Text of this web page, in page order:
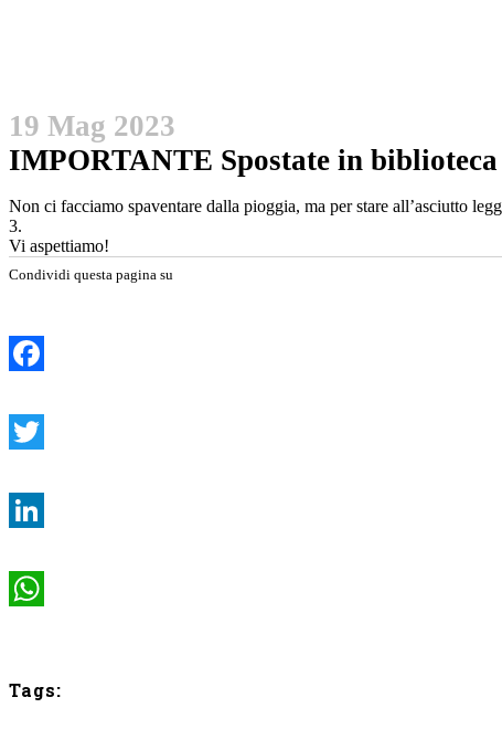
19 Mag 2023
IMPORTANTE Spostate in
Non ci facciamo spaventare dalla pioggia, ma per stare all’asciutto
3.
Vi aspettiamo!
Condividi questa pagina su
Tags: